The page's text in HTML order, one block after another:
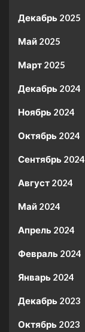
Декабрь 2025
Май 2025
Март 2025
Декабрь 2024
Ноябрь 2024
Октябрь 2024
Сентябрь 2024
Август 2024
Май 2024
Апрель 2024
Февраль 2024
Январь 2024
Декабрь 2023
Октябрь 2023